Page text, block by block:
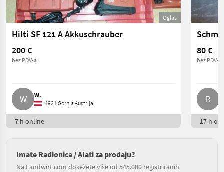
Oglas
Hilti SF 121 A Akkuschrauber
200 €
bez PDV-a
W.
4921 Gornja Austrija
7 h online
80 €
bez PDV-a
17 h
Imate Radionica / Alati za prodaju?
Na Landwirt.com dosežete više od 545.000 registriranih